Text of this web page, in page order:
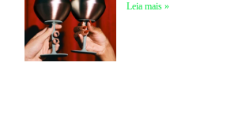
Leia mais »